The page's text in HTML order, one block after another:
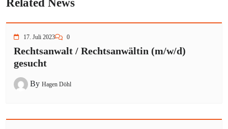
17. Juli 2023 0
Rechtsanwalt / Rechtsanwältin (m/w/d)
gesucht
By Hagen Döhl